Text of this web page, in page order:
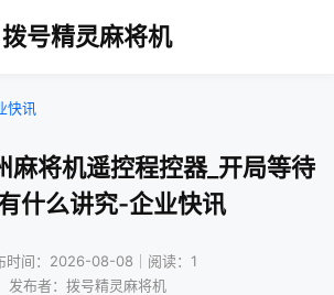
拨号精灵麻将机
快讯
麻将机遥控程控器_开局等待
什么讲究-企业快讯
时间：2026-08-08｜阅读：1
发布者：拨号精灵麻将机